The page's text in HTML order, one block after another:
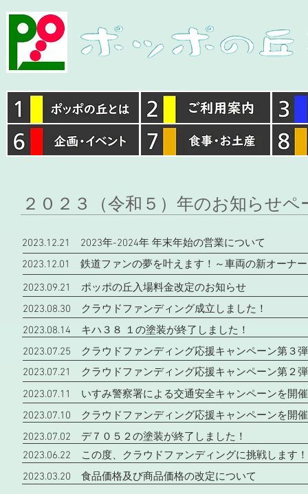
２０２３（令和５）年のお知らせペ
2023.12.21 2023年-2024年 年末年始の営業について
2023.12.01 鉄道ファンの夢を叶えます！～車両の新オーナー
2023.09.21 ポッポの丘入場料金改定のお知らせ
2023.08.30 クラウドファンディング成立しました！
2023.08.14 キハ３８ １の塗装が終了しました！
2023.07.25 クラウドファンディング応援キャンペーン第３
2023.07.21 クラウドファンディング応援キャンペーン第２
2023.07.11 いすみ警察署による交通安全キャンペーンを開
2023.07.10 クラウドファンディング応援キャンペーンを開
2023.07.02 デ７０５２の塗装が終了しました！
2023.06.22 この度、クラウドファンディングに挑戦します！
2023.03.20 食品価格及び商品価格の改定について